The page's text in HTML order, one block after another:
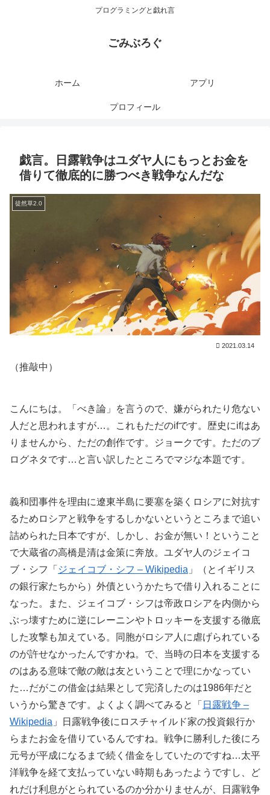
プログラミングと戯れ言
ごみぶろぐ
ホーム アプリ
プロフィール
戯言。日露戦争はユダヤ人にもっとお金を
借りて徹底的に勝つべき戦争なんだな
徒然草2.0
2021.03.14
（推敲中）
こんにちは。「べき論」を言うので、嫌がられたり危ない
人だと思われますが…。これもただのifです。歴史にifはあ
りませんから、ただの創作です。ジョークです。ただのブ
ログネタです…と言い訳したところでマジな本題です。
義和団事件を理由に遼東半島に要塞を築くロシアに対抗す
るためロシアと戦争をするしかないというところまで追い
詰められた日本ですが、しかし、お金が無い！ということ
で大蔵省の高橋是清は金策に奔放。ユダヤ人のジェイコ
ブ・シフ「 ジェイコブ・シフ – Wikipedia 」（とイギリス
の銀行家たちから）外債というかたちで借り入れることに
なった。また、ジェイコブ・シフは帝政ロシアを内側から
ぶっ壊すために逆にレーニンやトロッキーを支援する徹底
した攻撃も加えている。同胞がロシア人に虐げられている
のが許せなかったんですかね。で、当時の日本を支援する
のはある意味で敵の敵は友ということで理にかなってい
た…だがこの借金は結果として完済したのは1986年だと
いうから驚きです。よくよく調べてみると「 日露戦争 –
Wikipedia 」日露戦争後にロスチャイルド家の投資銀行か
らまたお金を借りているんですね。戦争に勝利した後にろ
元号が平成になるまで続く借金をしていたのですね…太平
洋戦争を経て支払っていない時期もあったようですし、ど
れだけ利息がとられているのか分かりませんが、日露戦争